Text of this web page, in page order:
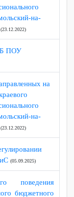
в сфере
на-
ПОУ
на
краевого
на-
(23.12.2022)